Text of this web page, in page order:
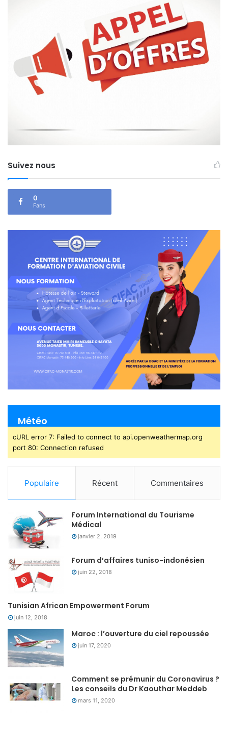
Suivez nous
0
Fans
Météo
cURL error 7: Failed to connect to api.openweathermap.org
port 80: Connection refused
Populaire Récent Commentaires
Forum International du Tourisme
Médical
janvier 2, 2019
Forum d’affaires tuniso-indonésien
juin 22, 2018
Tunisian African Empowerment Forum
juin 12, 2018
Maroc : l’ouverture du ciel repoussée
juin 17, 2020
Comment se prémunir du Coronavirus ?
Les conseils du Dr Kaouthar Meddeb
mars 11, 2020